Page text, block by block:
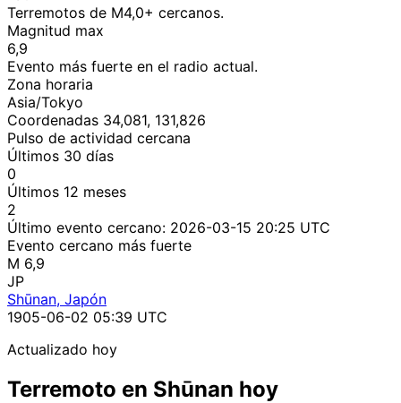
Terremotos de M4,0+ cercanos.
Magnitud max
6,9
Evento más fuerte en el radio actual.
Zona horaria
Asia/Tokyo
Coordenadas 34,081, 131,826
Pulso de actividad cercana
Últimos 30 días
0
Últimos 12 meses
2
Último evento cercano: 2026-03-15 20:25 UTC
Evento cercano más fuerte
M 6,9
JP
Shūnan, Japón
1905-06-02 05:39 UTC
Actualizado hoy
Terremoto en Shūnan hoy